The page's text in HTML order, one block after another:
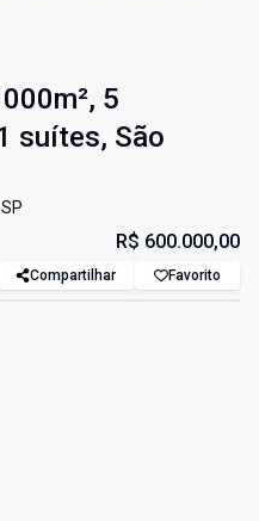
5
suítes, São
R$ 600.000,00
Compartilhar Favorito